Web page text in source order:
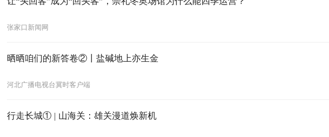
张家口新闻网
晒晒咱们的新答卷②丨盐碱地上亦生金
河北广播电视台冀时客户端
行走长城① | 山海关：雄关漫道焕新机